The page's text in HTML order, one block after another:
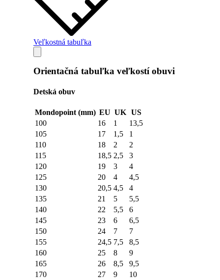
Veľkostná tabuľka
Orientačná tabuľka veľkostí obuvi
Detská obuv
Mondopoint (mm) EU UK US
100
16 1
13,5
105
17 1,5
1
110
18 2
2
115
18,5 2,5
3
120
19 3
4
125
20 4
4,5
130
20,5 4,5
4
135
21 5
5,5
140
22 5,5
6
145
23 6
6,5
150
24 7
7
155
24,5 7,5
8,5
160
25 8
9
165
26 8,5
9,5
170
27 9
10